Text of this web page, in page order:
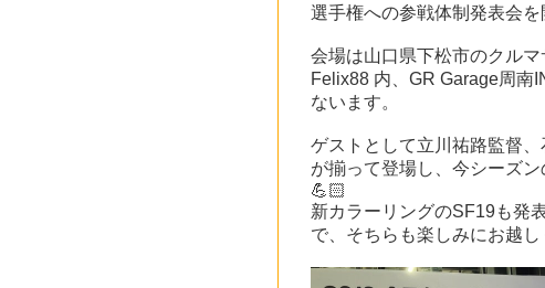
選手権への参戦体制発表会を
会場は山口県下松市のクル
Felix88 内、GR Garage周南
ないます。
ゲストとして立川祐路監督
が揃って登場し、今シーズ
💪🏻
新カラーリングのSF19も発
で、そちらも楽しみにお越し